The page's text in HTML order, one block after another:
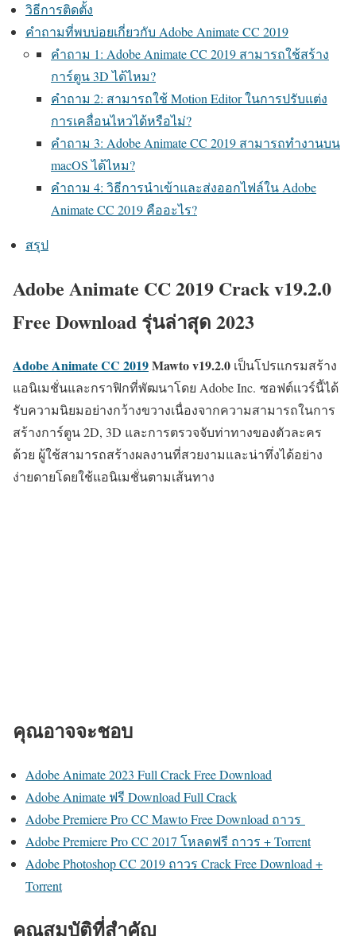
วิธีการติดตั้ง
คำถามที่พบบ่อยเกี่ยวกับ Adobe Animate CC 2019
คำถาม 1: Adobe Animate CC 2019 สามารถใช้สร้าง
การ์ตูน 3D ได้ไหม?
คำถาม 2: สามารถใช้ Motion Editor ในการปรับแต่ง
การเคลื่อนไหวได้หรือไม่?
คำถาม 3: Adobe Animate CC 2019 สามารถทำงานบน
macOS ได้ไหม?
คำถาม 4: วิธีการนำเข้าและส่งออกไฟล์ใน Adobe
Animate CC 2019 คืออะไร?
สรุป
Adobe Animate CC 2019 Crack v19.2.0
Free Download รุ่นล่าสุด 2023
Adobe Animate CC 2019Mawtov19.2.0 เป็นโปรแกรมสร้าง
แอนิเมชั่นและกราฟิกที่พัฒนาโดย Adobe Inc. ซอฟต์แวร์นี้ได้
รับความนิยมอย่างกว้างขวางเนื่องจากความสามารถในการ
สร้างการ์ตูน 2D, 3D และการตรวจจับท่าทางของตัวละคร
ด้วย ผู้ใช้สามารถสร้างผลงานที่สวยงามและน่าทึ่งได้อย่าง
ง่ายดายโดยใช้แอนิเมชั่นตามเส้นทาง
คุณอาจจะชอบ
Adobe Animate 2023 Full Crack Free Download
Adobe Animate ฟรี Download Full Crack
Adobe Premiere Pro CC Mawto Free Download ถาวร
Adobe Premiere Pro CC 2017 โหลดฟรี ถาวร + Torrent
Adobe Photoshop CC 2019 ถาวร Crack Free Download +
Torrent
คุณสมบัติที่สำคัญ